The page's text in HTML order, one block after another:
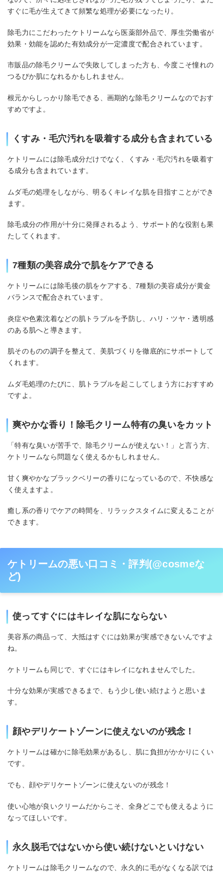
すぐに毛が生えてきて頻繁な処理が必要になったり。
除毛力にこだわったケトリームなら医薬部外品で、厚生労働省が
効果・効能を認めた有効成分が一定濃度で配合されています。
市販品の除毛クリームで失敗してしまった方も、今度こそ憧れの
つるぴか肌になれるかもしれません。
根元からしっかり除毛できる、画期的な除毛クリームなのでおす
すめですよ。
くすみ・毛穴汚れを吸着する成分も含まれている
ケトリームには除毛成分だけでなく、くすみ・毛穴汚れを吸着す
る成分も含まれています。
ムダ毛の処理をしながら、明るくキレイな肌を目指すことができ
ます。
除毛成分の作用が十分に発揮されるよう、サポート的な役割も果
たしてくれます。
7種類の美容成分で肌をケアできる
ケトリームには除毛後の肌をケアする、7種類の美容成分が黄金
バランスで配合されています。
炎症や色素沈着などの肌トラブルを予防し、ハリ・ツヤ・透明感
のある肌へと導きます。
肌そのものの調子を整えて、美肌づくりを徹底的にサポートして
くれます。
ムダ毛処理のたびに、肌トラブルを起こしてしまう方におすすめ
ですよ。
爽やかな香り！除毛クリーム特有の臭いをカット
「特有な臭いが苦手で、除毛クリームが使えない！」と言う方、
ケトリームなら問題なく使えるかもしれません。
甘く爽やかなブラックベリーの香りになっているので、不快感な
く使えますよ。
癒し系の香りでケアの時間を、リラックスタイムに変えることが
できます。
ケトリームの悪い口コミ・評判(@cosmeな
ど)
使ってすぐにはキレイな肌にならない
美容系の商品って、大抵はすぐには効果が実感できないんですよ
ね。
ケトリームも同じで、すぐにはキレイになれませんでした。
十分な効果が実感できるまで、もう少し使い続けようと思いま
す。
顔やデリケートゾーンに使えないのが残念！
ケトリームは確かに除毛効果があるし、肌に負担がかかりにくい
です。
でも、顔やデリケートゾーンに使えないのが残念！
使い心地が良いクリームだからこそ、全身どこでも使えるように
なってほしいです。
永久脱毛ではないから使い続けないといけない
ケトリームは除毛クリームなので、永久的に毛がなくなる訳では